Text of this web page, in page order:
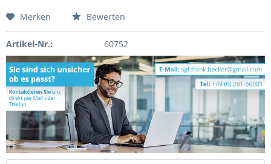
Merken Bewerten
Artikel-Nr.: 60752